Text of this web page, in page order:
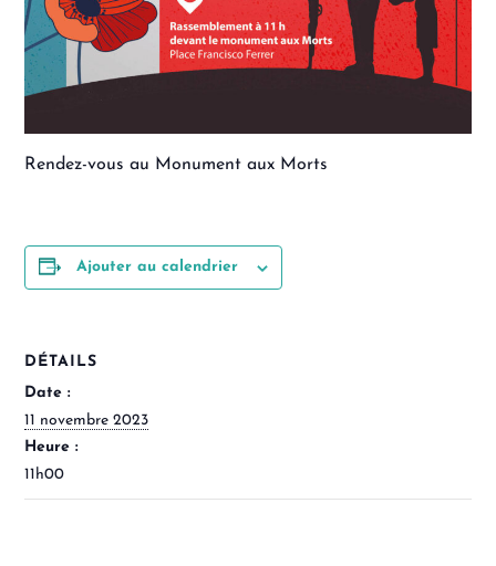
Rendez-vous au Monument aux Morts
Ajouter au calendrier
DÉTAILS
Date :
11 novembre 2023
Heure :
11h00